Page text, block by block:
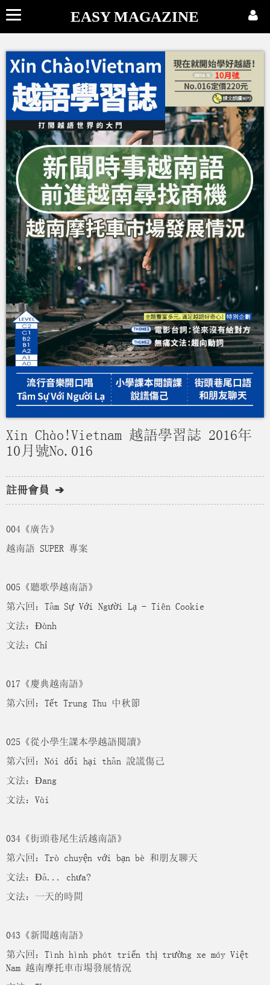
EASY MAGAZINE
Xin Chào!Vietnam 越語學習誌 2016年
10月號No.016
註冊會員 ➔
004《廣告》
越南語 SUPER 專案
005《聽歌學越南語》
第六回：Tâm Sự Với Người Lạ - Tiên Cookie
文法：Đành
文法：Chỉ
017《慶典越南語》
第六回：Tết Trung Thu 中秋節
025《從小學生課本學越語閱讀》
第六回：Nói dối hại thân 說謊傷己
文法：Đang
文法：Vài
034《街頭巷尾生活越南語》
第六回：Trò chuyện với bạn bè 和朋友聊天
文法：Đã... chưa?
文法：一天的時間
043《新聞越南語》
第六回：Tình hình phát triển thị trường xe máy Việt
Nam 越南摩托車市場發展情況